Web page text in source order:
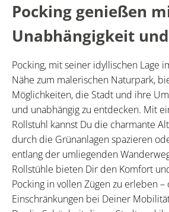
Pocking genießen
Unabhängigkeit
Pocking, mit seiner idyllischen Lage
Nähe zum malerischen Naturpark,
Möglichkeiten, die Stadt und ihre
und unabhängig zu entdecken. Mit
Rollstuhl kannst Du die charmante
durch die Grünanlagen spazieren
entlang der umliegenden
Rollstühle bieten Dir den Komfort
Pocking in vollen Zügen zu erleben –
Einschränkungen bei Deiner